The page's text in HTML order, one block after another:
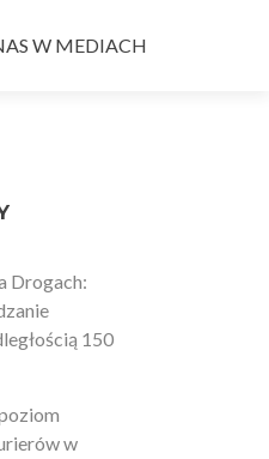
W MEDIACH
Drogach:
150
w